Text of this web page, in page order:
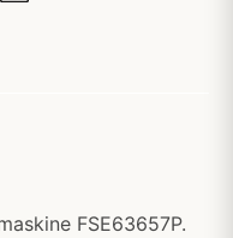
FSE63657P.